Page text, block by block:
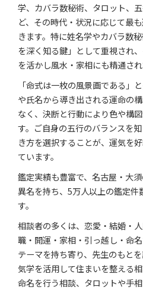
学、カバラ数秘術、タロット、
ど、その時代・状況に応じて最
きます。特に姓名学やカバラ数
を深く知る鍵」として重視され
を活かし風水・家相にも精通され
「命式は一枚の風景画である」
や氏名から導き出される運命の
なく、決断と行動により色や構
す。ご自身の五行のバランスを
き方を選択することが、運気を
ています。
鑑定実績も豊富で、名古屋・大
異名を持ち、5万人以上の鑑定件
す。
相談者の多くは、恋愛・結婚・
職・開運・家相・引っ越し・命
テーマを持ち寄り、先生のもと
気学を活用して住まいを整える
命名を行う相談、タロットや手